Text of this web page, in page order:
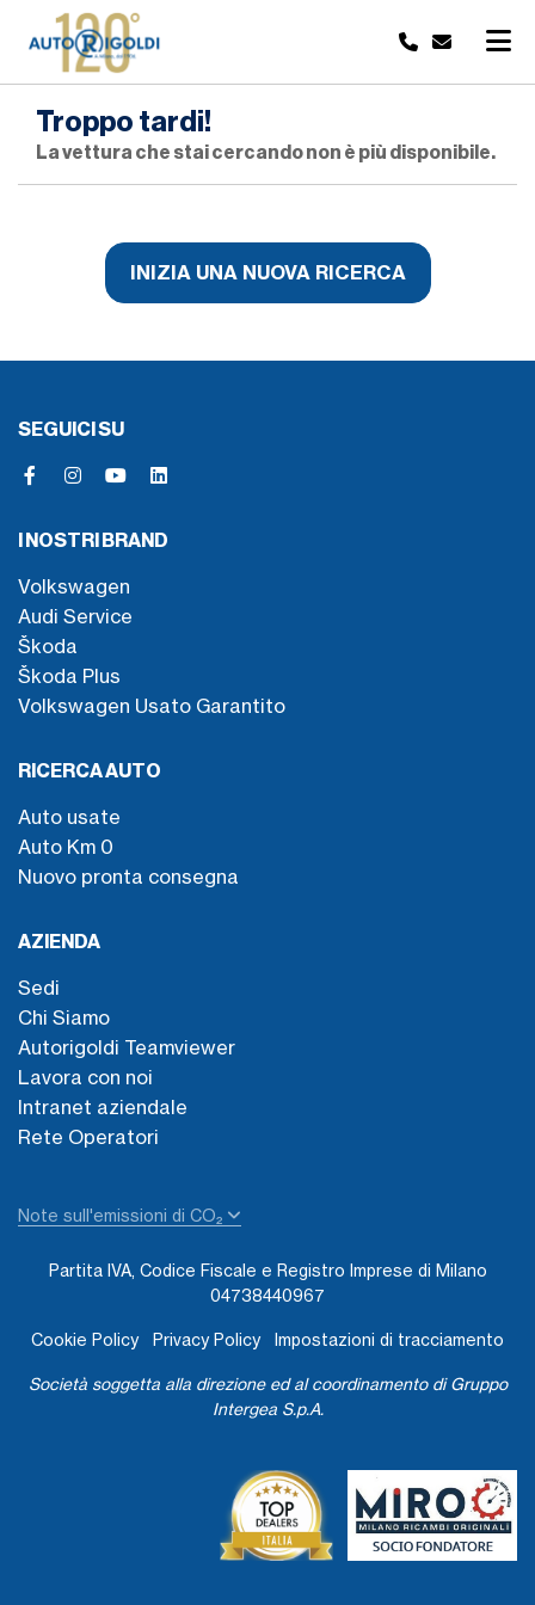
Troppo tardi!
La vettura che stai cercando non è più disponibile.
INIZIA UNA NUOVA RICERCA
SEGUICI SU
I NOSTRI BRAND
Volkswagen
Audi Service
Škoda
Škoda Plus
Volkswagen Usato Garantito
RICERCA AUTO
Auto usate
Auto Km 0
Nuovo pronta consegna
AZIENDA
Sedi
Chi Siamo
Autorigoldi Teamviewer
Lavora con noi
Intranet aziendale
Rete Operatori
Note sull'emissioni di CO₂
Partita IVA, Codice Fiscale e Registro Imprese di Milano
04738440967
Cookie Policy Privacy Policy Impostazioni di tracciamento
Società soggetta alla direzione ed al coordinamento di Gruppo
Intergea S.p.A.